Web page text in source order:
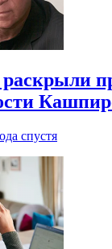
раскрыли
спустя